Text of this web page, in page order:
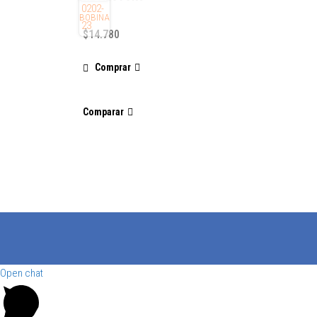
BOBINA
$14.780
Comprar
Comparar
Open chat